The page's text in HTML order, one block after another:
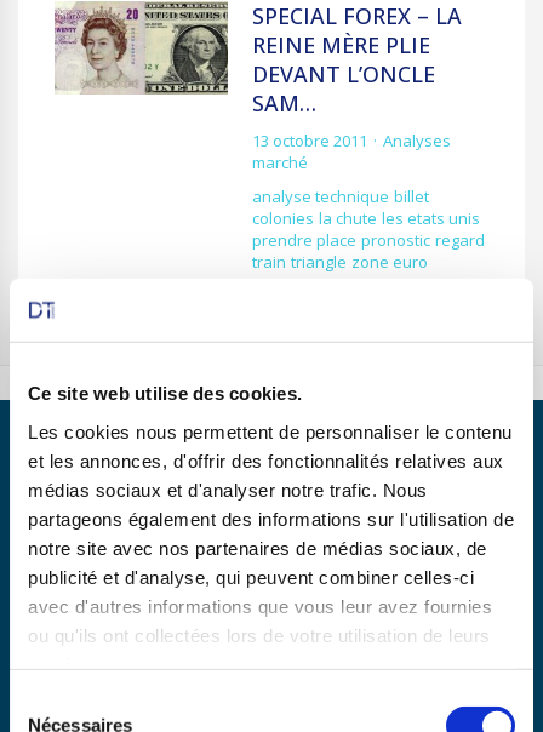
Ce site web utilise des cookies.
Les cookies nous permettent de personnaliser le contenu
et les annonces, d'offrir des fonctionnalités relatives aux
médias sociaux et d'analyser notre trafic. Nous
partageons également des informations sur l'utilisation de
notre site avec nos partenaires de médias sociaux, de
publicité et d'analyse, qui peuvent combiner celles-ci
avec d'autres informations que vous leur avez fournies
ou qu'ils ont collectées lors de votre utilisation de leurs
Nécessaires
SPECIAL FOREX – LA
REINE MÈRE PLIE
DEVANT L’ONCLE
SAM…
13 octobre 2011
Analyses
marché
analyse technique billet
colonies la chute les etats unis
prendre place pronostic regard
train triangle zone euro
Partenaire de